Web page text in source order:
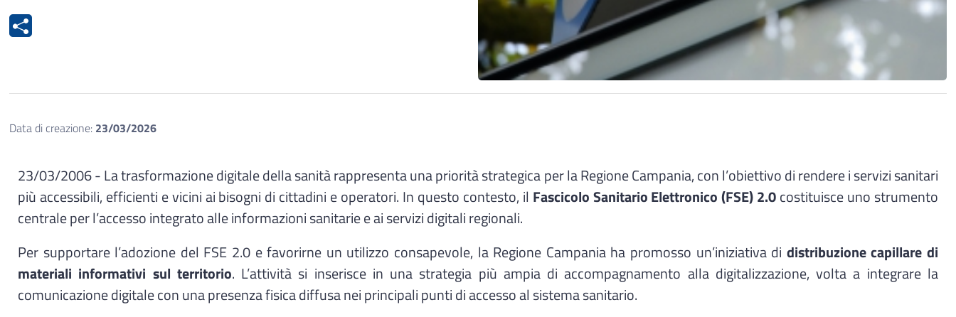
Data di creazione: 23/03/2026
23/03/2006 - La trasformazione digitale della sanità rappresenta una priorità strategica per la Regione Campania, con l’obiettivo di rendere i servizi sanitari
più accessibili, efficienti e vicini ai bisogni di cittadini e operatori. In questo contesto, il Fascicolo Sanitario Elettronico (FSE) 2.0 costituisce uno strumento
centrale per l’accesso integrato alle informazioni sanitarie e ai servizi digitali regionali.
Per supportare l’adozione del FSE 2.0 e favorirne un utilizzo consapevole, la Regione Campania ha promosso un’iniziativa di distribuzione capillare di
materiali informativi sul territorio. L’attività si inserisce in una strategia più ampia di accompagnamento alla digitalizzazione, volta a integrare la
comunicazione digitale con una presenza fisica diffusa nei principali punti di accesso al sistema sanitario.